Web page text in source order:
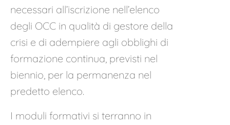
necessari all’iscrizione nell’elenco
degli OCC in qualità di gestore della
crisi e di adempiere agli obblighi di
formazione continua, previsti nel
biennio, per la permanenza nel
predetto elenco.
I moduli formativi si terranno in